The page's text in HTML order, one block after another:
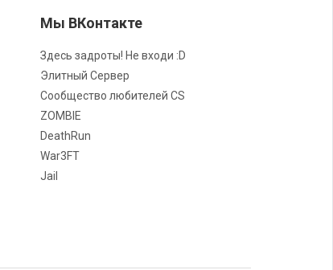
Мы ВКонтакте
Здесь задроты! Не входи :D
Элитный Сервер
Сообщество любителей CS
ZOMBIE
DeathRun
War3FT
Jail